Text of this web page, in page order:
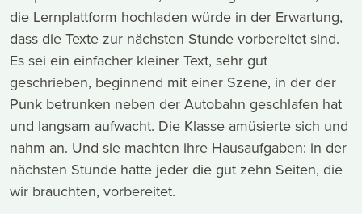
die Lernplattform hochladen würde in der Erwartung,
dass die Texte zur nächsten Stunde vorbereitet sind.
Es sei ein einfacher kleiner Text, sehr gut
geschrieben, beginnend mit einer Szene, in der der
Punk betrunken neben der Autobahn geschlafen hat
und langsam aufwacht. Die Klasse amüsierte sich und
nahm an. Und sie machten ihre Hausaufgaben: in der
nächsten Stunde hatte jeder die gut zehn Seiten, die
wir brauchten, vorbereitet.